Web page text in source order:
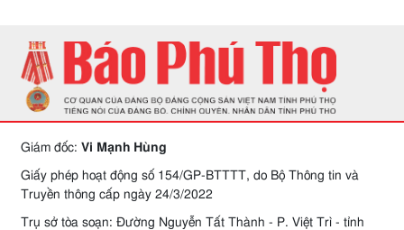
Giám đốc: Vi Mạnh Hùng
Giấy phép hoạt động số 154/GP-BTTTT, do Bộ Thông tin và
Truyền thông cấp ngày 24/3/2022
Trụ sở tòa soạn: Đường Nguyễn Tất Thành - P. Việt Trì - tỉnh